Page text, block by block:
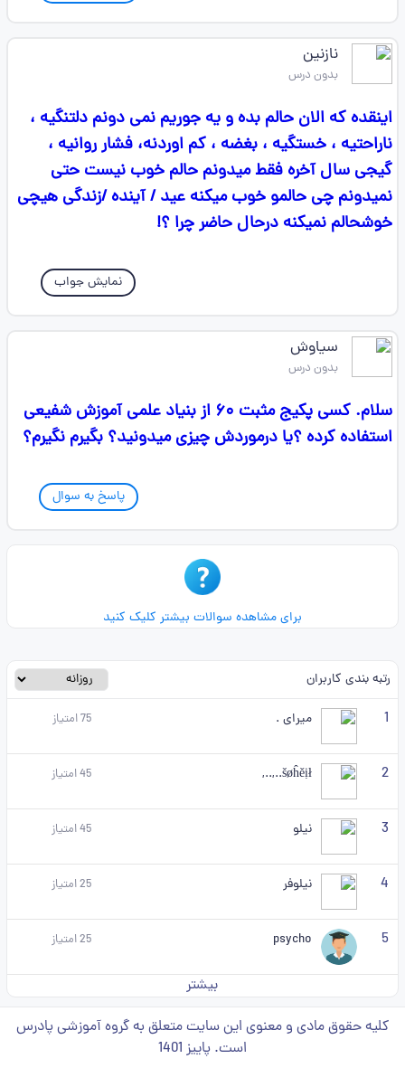
نازنین
بدون درس
اینقده که الان حالم بده و یه جوریم نمی دونم دلتنگیه ،
ناراحتیه ، خستگیه ، بغضه ، کم اوردنه، فشار روانیه ،
گیجی سال آخره فقط میدونم حالم خوب نیست حتی
نمیدونم چی حالمو خوب میکنه عید / آینده /زندگی هیچی
خوشحالم نمیکنه درحال حاضر چرا ؟!
نمایش جواب
سیاوش
بدون درس
سلام. کسی پکیج مثبت ۶۰ از بنیاد علمی آموزش شفیعی
استفاده کرده ؟یا درموردش چیزی میدونید؟ بگیرم نگیرم؟
پاسخ به سوال
برای مشاهده سوالات بیشتر کلیک کنید
رتبه بندی کاربران
1 میرای . 75امتیاز
2
šøĥěịł..,..,
45امتیاز
3 نیلو 45امتیاز
4 نیلوفر 25امتیاز
5
psycho
25امتیاز
بیشتر
کلیه حقوق مادی و معنوی این سایت متعلق به گروه آموزشی پادرس
است. پاییز 1401